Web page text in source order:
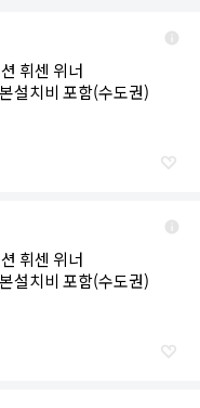
휘센 위너
설치비 포함(수도권)
휘센 위너
설치비 포함(수도권)